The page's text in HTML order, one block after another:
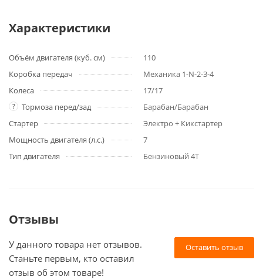
Характеристики
Объём двигателя (куб. см)
110
Коробка передач
Механика 1-N-2-3-4
Колеса
17/17
? Тормоза перед/зад
Барабан/Барабан
Стартер
Электро + Кикстартер
Мощность двигателя (л.с.)
7
Тип двигателя
Бензиновый 4Т
Отзывы
Оставить отзыв
У данного товара нет отзывов.
Станьте первым, кто оставил
отзыв об этом товаре!